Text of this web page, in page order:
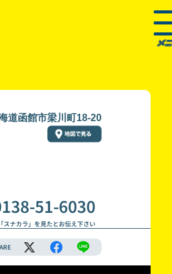
道函館市梁川町18-20
51-6030
スナカラ」を見たとお伝え下さい